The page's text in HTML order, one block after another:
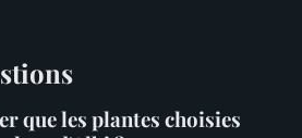
que les plantes choisies